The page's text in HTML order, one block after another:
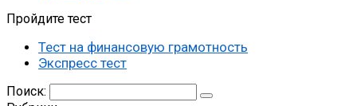
Пройдите тест
Тест на финансовую грамотность
Экспресс тест
Поиск: